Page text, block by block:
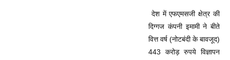
देश में एफएमसजी क्षेत्र की
दिग्गज कंपनी इमामी ने बीते
वित्त वर्ष (नोटबंदी के बावजूद)
443 करोड़ रुपये विज्ञापन